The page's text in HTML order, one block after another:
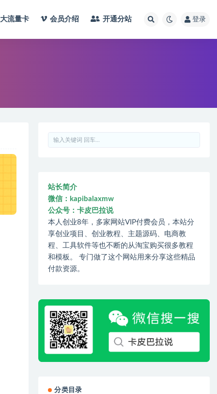
大流量卡 会员介绍 开通分站 登录
站长简介
微信：kapibalaxmw
公众号：卡皮巴拉说
本人创业8年，多家网站VIP付费会员，本站分
享创业项目、创业教程、主题源码、电商教
程、工具软件等也不断的从淘宝购买很多教程
和模板。 专门做了这个网站用来分享这些精品
付款资源。
分类目录